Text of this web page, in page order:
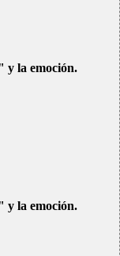
y la emoción.
y la emoción.